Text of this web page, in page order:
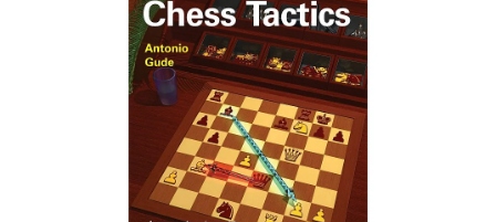
SCHACHBÜCHER
SCHACH-ANTIQUITÄTENLADEN
SCHACH-MERCH